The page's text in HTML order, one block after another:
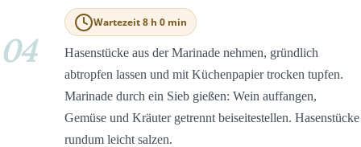
Wartezeit 8 h 0 min
04
Hasenstücke aus der Marinade nehmen, gründlich
abtropfen lassen und mit Küchenpapier trocken tupfen.
Marinade durch ein Sieb gießen: Wein auffangen,
Gemüse und Kräuter getrennt beiseitestellen. Hasenstücke
rundum leicht salzen.